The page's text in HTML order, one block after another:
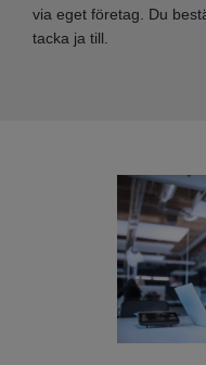
via eget företag. Du
tacka ja till.